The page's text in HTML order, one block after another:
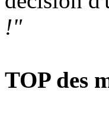
!"
TOP des